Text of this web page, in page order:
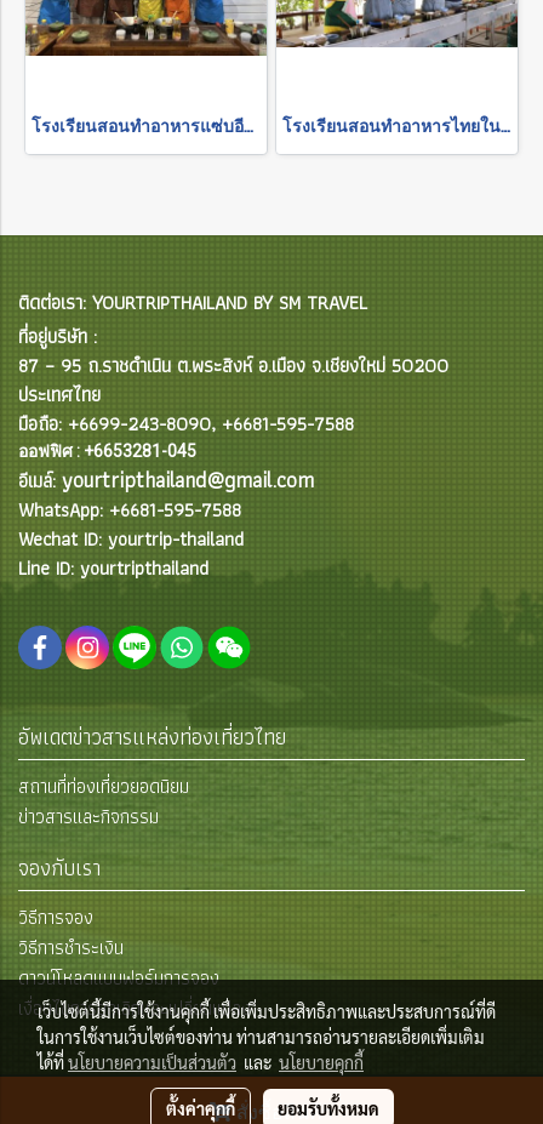
สั่งซื้อสินค้า
โรงเรียนสอนทำอาหารแซ่บอีหลี(ในฟาร์ม) ครึ่งวัน เช้า โรงเรียนสอนทำอาหารไทยในฟาร์มโรงนาข้าว THE RICE BARN THAI COOKING FARM (ครึ่งวันตอนเย็น)
ติดต่อเรา: YOURTRIPTHAILAND BY SM TRAVEL
ที่อยู่บริษัท :
87 – 95 ถ.ราชดำเนิน ต.พระสิงห์ อ.เมือง จ.เชียงใหม่ 50200
ประเทศไทย
มือถือ: +6699-243-8090, +6681-595-7588
ออฟฟิศ : +6653281-045
อีเมล์: yourtripthailand@gmail.com
WhatsApp: +6681-595-7588
Wechat ID: yourtrip-thailand
Line ID: yourtripthailand
อัพเดตข่าวสารแหล่งท่องเที่ยวไทย
สถานที่ท่องเที่ยวยอดนิยม
ข่าวสารและกิจกรรม
จองกับเรา
วิธีการจอง
วิธีการชำระเงิน
ดาวน์โหลดแบบฟอร์มการจอง
เงื่อนไขการยกเลิกและเปลี่ยนแปลง
© Copyright 2015 All Rights Reserved
เว็บไซต์นี้มีการใช้งานคุกกี้ เพื่อเพิ่มประสิทธิภาพและประสบการณ์ที่ดี
ในการใช้งานเว็บไซต์ของท่าน ท่านสามารถอ่านรายละเอียดเพิ่มเติม
ได้ที่นโยบายความเป็นส่วนตัว และ นโยบายคุกกี้
ตั้งค่าคุกกี้ ยอมรับทั้งหมด